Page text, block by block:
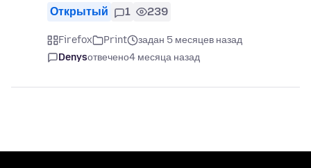
Открытый 1 239
Firefox Print
задан 5 месяцев назад
Denysотвечено4 месяца назад